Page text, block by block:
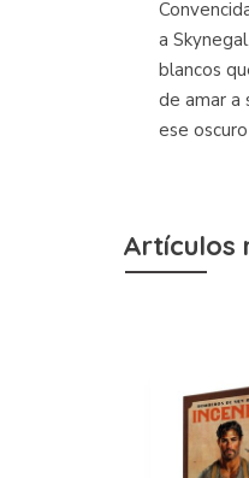
a
blancos
de amar a
ese
Artículos